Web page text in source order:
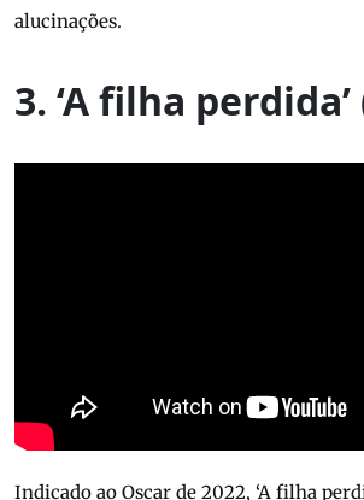
alucinações.
3. ‘A filha perdida’
Indicado ao Oscar de 2022, ‘A filha